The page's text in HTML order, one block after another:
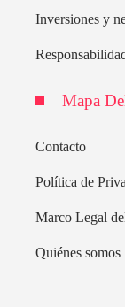
Inversiones y
Mapa
Contacto
Política de
Marco Legal
Quiénes somos